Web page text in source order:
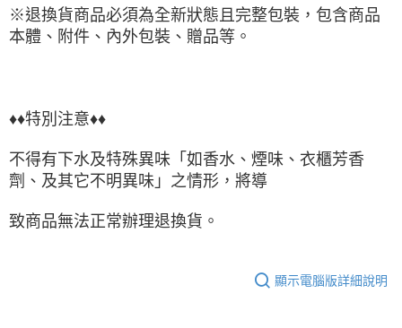
※退換貨商品必須為全新狀態且完整包裝，包含商品
本體、附件、內外包裝、贈品等。
♦♦特別注意♦♦
不得有下水及特殊異味「如香水、煙味、衣櫃芳香
劑、及其它不明異味」之情形，將導
致商品無法正常辦理退換貨。
顯示電腦版詳細說明